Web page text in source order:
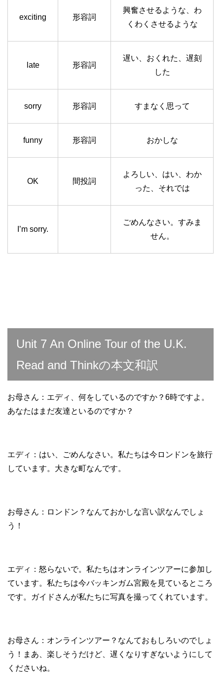
exciting 形容詞
興奮させるような、わ
くわくさせるような
late 形容詞
遅い、おくれた、遅刻
した
sorry 形容詞 すまなく思って
funny 形容詞 おかしな
OK 間投詞
よろしい、はい、わか
った、それでは
I’m sorry.
ごめんなさい。すみま
せん。
Unit 7 An Online Tour of the U.K.
Read and Thinkの本文和訳
お母さん：エディ、何をしているのですか？6時ですよ。
あなたはまだ友達といるのですか？
エディ：はい、ごめんなさい。私たちは今ロンドンを旅行
しています。大きな町なんです。
お母さん：ロンドン？なんておかしな言い訳なんでしょ
う！
エディ：怒らないで。私たちはオンラインツアーに参加し
ています。私たちは今バッキンガム宮殿を見ているところ
です。ガイドさんが私たちに写真を撮ってくれています。
お母さん：オンラインツアー？なんておもしろいのでしょ
う！まあ、楽しそうだけど、遅くなりすぎないようにして
くださいね。